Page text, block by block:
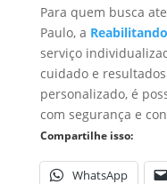
Para quem busca
Paulo, a
serviço
cuidado e
personalizado, é
com segurança e
Compartilhe isso:
WhatsApp